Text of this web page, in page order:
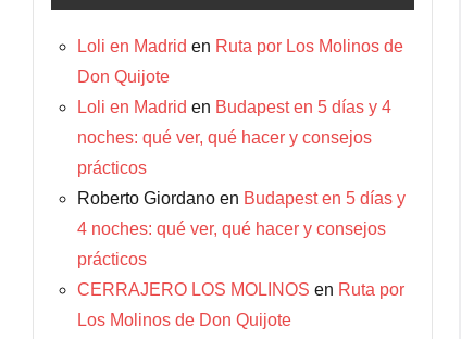
Loli en Madrid en Ruta por Los Molinos de
Don Quijote
Loli en Madrid en Budapest en 5 días y 4
noches: qué ver, qué hacer y consejos
prácticos
Roberto Giordano en Budapest en 5 días y
4 noches: qué ver, qué hacer y consejos
prácticos
CERRAJERO LOS MOLINOS en Ruta por
Los Molinos de Don Quijote